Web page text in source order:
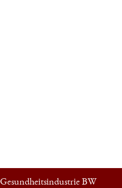
Gesundheitsindustrie BW